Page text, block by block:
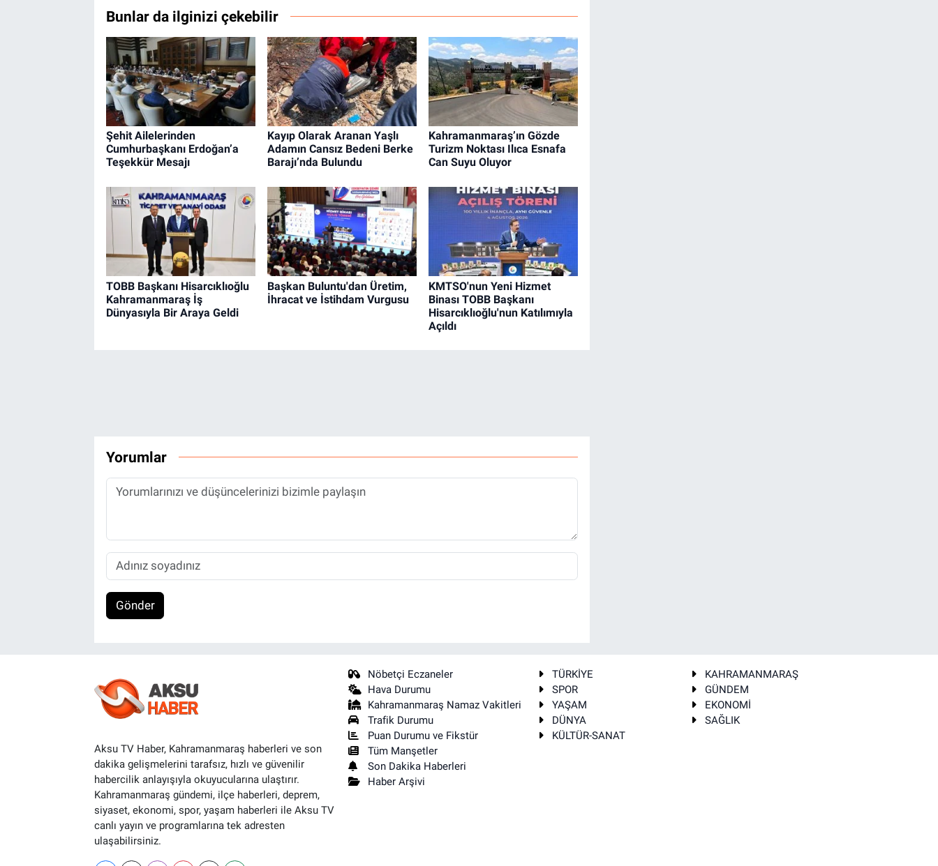
Bunlar da ilginizi çekebilir
Şehit Ailelerinden
Cumhurbaşkanı Erdoğan’a
Teşekkür Mesajı
Kayıp Olarak Aranan Yaşlı
Adamın Cansız Bedeni Berke
Barajı’nda Bulundu
Kahramanmaraş’ın Gözde
Turizm Noktası Ilıca Esnafa
Can Suyu Oluyor
TOBB Başkanı Hisarcıklıoğlu
Kahramanmaraş İş
Dünyasıyla Bir Araya Geldi
Başkan Buluntu'dan Üretim,
İhracat ve İstihdam Vurgusu
KMTSO'nun Yeni Hizmet
Binası TOBB Başkanı
Hisarcıklıoğlu'nun Katılımıyla
Açıldı
Yorumlar
Gönder
Aksu TV Haber, Kahramanmaraş haberleri ve son
dakika gelişmelerini tarafsız, hızlı ve güvenilir
habercilik anlayışıyla okuyucularına ulaştırır.
Kahramanmaraş gündemi, ilçe haberleri, deprem,
siyaset, ekonomi, spor, yaşam haberleri ile Aksu TV
canlı yayın ve programlarına tek adresten
ulaşabilirsiniz.
Nöbetçi Eczaneler
Hava Durumu
Kahramanmaraş Namaz Vakitleri
Trafik Durumu
Puan Durumu ve Fikstür
Tüm Manşetler
Son Dakika Haberleri
Haber Arşivi
TÜRKİYE
KAHRAMANMARAŞ
SPOR
GÜNDEM
YAŞAM
EKONOMİ
DÜNYA
SAĞLIK
KÜLTÜR-SANAT